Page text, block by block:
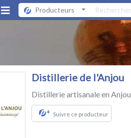
Producteurs
Distillerie de l'Anjou
Distillerie artisanale en Anjou
+ Suivre ce producteur